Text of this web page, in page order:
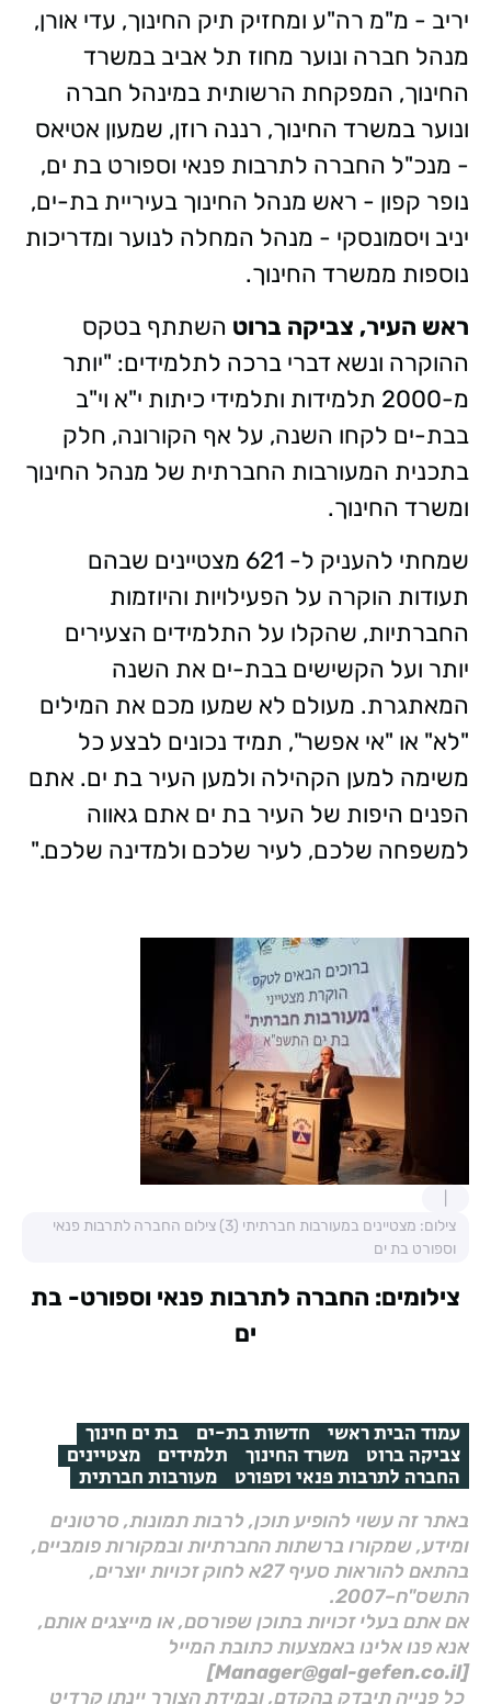
יריב - מ"מ רה"ע ומחזיק תיק החינוך, עדי אורן,
מנהל חברה ונוער מחוז תל אביב במשרד
החינוך, המפקחת הרשותית במינהל חברה
ונוער במשרד החינוך, רננה רוזן, שמעון אטיאס
- מנכ"ל החברה לתרבות פנאי וספורט בת ים,
נופר קפון - ראש מנהל החינוך בעיריית בת-ים,
יניב ויסמונסקי - מנהל המחלה לנוער ומדריכות
נוספות ממשרד החינוך.
ראש העיר, צביקה ברוט השתתף בטקס
ההוקרה ונשא דברי ברכה לתלמידים: "יותר
מ-2000 תלמידות ותלמידי כיתות י"א וי"ב
בבת-ים לקחו השנה, על אף הקורונה, חלק
בתכנית המעורבות החברתית של מנהל החינוך
ומשרד החינוך.
שמחתי להעניק ל- 621 מצטיינים שבהם
תעודות הוקרה על הפעילויות והיוזמות
החברתיות, שהקלו על התלמידים הצעירים
יותר ועל הקשישים בבת-ים את השנה
המאתגרת. מעולם לא שמעו מכם את המילים
"לא" או "אי אפשר", תמיד נכונים לבצע כל
משימה למען הקהילה ולמען העיר בת ים. אתם
הפנים היפות של העיר בת ים אתם גאווה
למשפחה שלכם, לעיר שלכם ולמדינה שלכם."
צילום: מצטיינים במעורבות חברתיתי (3) צילום החברה לתרבות פנאי
וספורט בת ים
צילומים: החברה לתרבות פנאי וספורט- בת
ים
עמוד הבית ראשי חדשות בת-ים בת ים חינוך
צביקה ברוט משרד החינוך תלמידים מצטיינים
החברה לתרבות פנאי וספורט מעורבות חברתית
באתר זה עשוי להופיע תוכן, לרבות תמונות, סרטונים
ומידע, שמקורו ברשתות החברתיות ובמקורות פומביים,
בהתאם להוראות סעיף 27א לחוק זכויות יוצרים,
התשס"ח–2007.
אם אתם בעלי זכויות בתוכן שפורסם, או מייצגים אותם,
אנא פנו אלינו באמצעות כתובת המייל
[Manager@gal-gefen.co.il]
כל פנייה תיבדק בהקדם, ובמידת הצורך יינתן קרדיט